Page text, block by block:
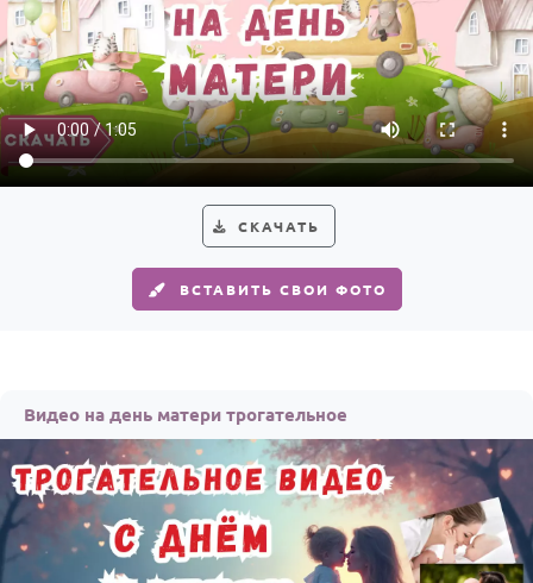
СКАЧАТЬ
ВСТАВИТЬ СВОИ ФОТО
Видео на день матери трогательное